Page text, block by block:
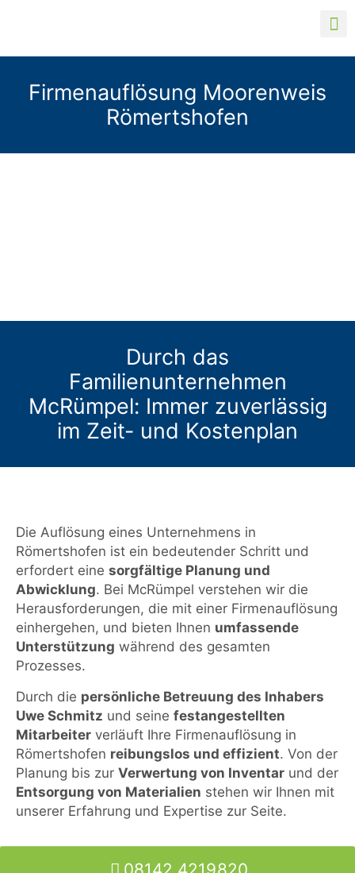
Firmenauflösung Moorenweis
Römertshofen
Durch das
Familienunternehmen
McRümpel: Immer zuverlässig
im Zeit- und Kostenplan
Die Auflösung eines Unternehmens in
Römertshofen ist ein bedeutender Schritt und
erfordert eine sorgfältige Planung und
Abwicklung. Bei McRümpel verstehen wir die
Herausforderungen, die mit einer Firmenauflösung
einhergehen, und bieten Ihnen umfassende
Unterstützung während des gesamten
Prozesses.
Durch die persönliche Betreuung des Inhabers
Uwe Schmitz und seine festangestellten
Mitarbeiter verläuft Ihre Firmenauflösung in
Römertshofen reibungslos und effizient. Von der
Planung bis zur Verwertung von Inventar und der
Entsorgung von Materialien stehen wir Ihnen mit
unserer Erfahrung und Expertise zur Seite.